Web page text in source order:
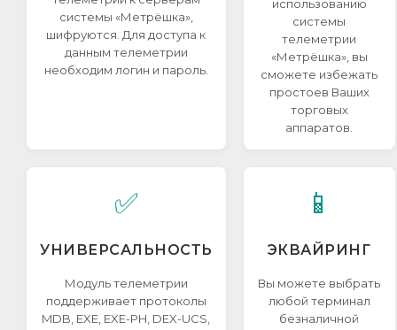
системы «Метрёшка»,
шифруются. Для доступа к
данным телеметрии
необходим логин и пароль.
использованию
системы
телеметрии
«Метрёшка», вы
сможете избежать
простоев Ваших
торговых
аппаратов.
✅
УНИВЕРСАЛЬНОСТЬ
Модуль телеметрии
поддерживает протоколы
MDB, EXE, EXE-PH, DEX-UCS,
📱
ЭКВАЙРИНГ
Вы можете выбрать
любой терминал
безналичной